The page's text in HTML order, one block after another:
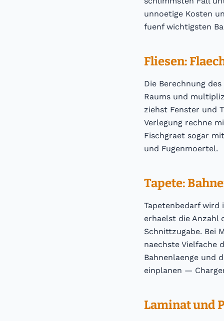
unnoetige Kosten
fuenf wichtigsten
Fliesen:
Die Berechnung
Raums und
ziehst Fenster und
Verlegung rechne
Fischgraet sogar
und Fugenmoertel.
Tapete:
Tapetenbedarf wird
erhaelst die Anzahl
Schnittzugabe. Bei
naechste Vielfache
Bahnenlaenge und
einplanen —
Laminat und